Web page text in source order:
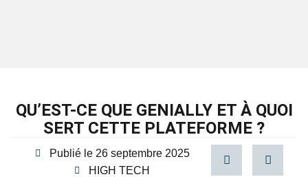
QU’EST-CE QUE GENIALLY ET À QUOI
SERT CETTE PLATEFORME ?
Publié le 26 septembre 2025
HIGH TECH